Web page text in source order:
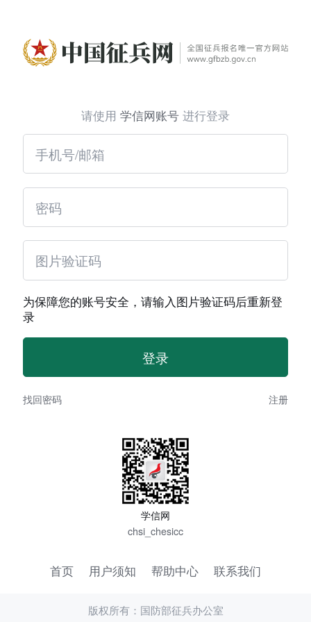
请使用 学信网账号 进行登录
为保障您的账号安全，请输入图片验证码后重新登
录
找回密码 注册
学信网
chsi_chesicc
首页 用户须知 帮助中心 联系我们
版权所有：国防部征兵办公室